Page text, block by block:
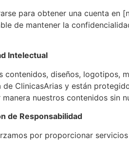
para obtener una cuenta en
de mantener la
Intelectual
contenidos, diseños, logotipos,
de ClinicasArias y están
manera nuestros contenidos sin
de Responsabilidad
por proporcionar